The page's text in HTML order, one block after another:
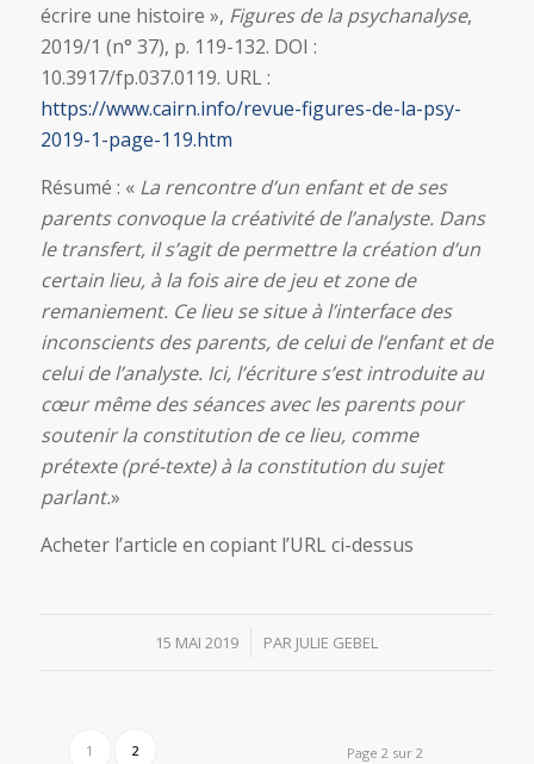
écrire une histoire », Figures de la psychanalyse,
2019/1 (n° 37), p. 119-132. DOI :
10.3917/fp.037.0119. URL :
https://www.cairn.info/revue-figures-de-la-psy-
2019-1-page-119.htm
Résumé : « La rencontre d’un enfant et de ses
parents convoque la créativité de l’analyste. Dans
le transfert, il s’agit de permettre la création d’un
certain lieu, à la fois aire de jeu et zone de
remaniement. Ce lieu se situe à l’interface des
inconscients des parents, de celui de l’enfant et de
celui de l’analyste. Ici, l’écriture s’est introduite au
cœur même des séances avec les parents pour
soutenir la constitution de ce lieu, comme
prétexte (pré-texte) à la constitution du sujet
parlant.»
Acheter l’article en copiant l’URL ci-dessus
15 MAI 2019
/ PAR JULIE GEBEL
Page 2 sur 2
1 2